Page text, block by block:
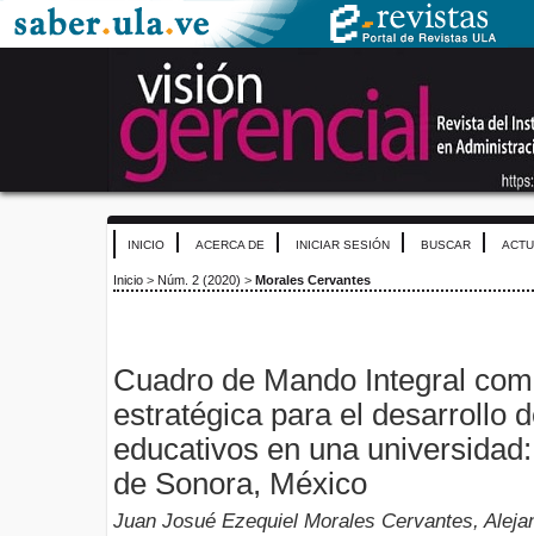
INICIO ACERCA DE INICIAR SESIÓN BUSCAR
Inicio > Núm. 2 (2020) > Morales Cervantes
Cuadro de Mando Integral
estratégica para el desarrollo
educativos en una
de Sonora, México
Juan Josué Ezequiel Morales Cervantes,